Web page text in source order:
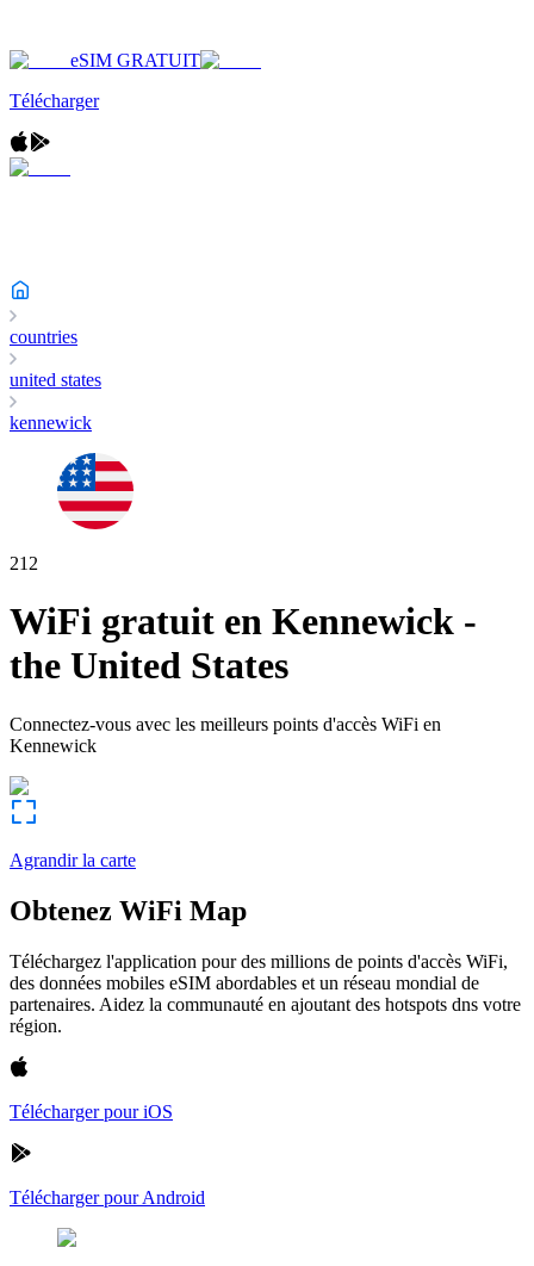
eSIM GRATUIT
Télécharger
countries
united states
kennewick
212
WiFi gratuit en Kennewick -
the United States
Connectez-vous avec les meilleurs points d'accès WiFi en
Kennewick
Agrandir la carte
Obtenez WiFi Map
Téléchargez l'application pour des millions de points d'accès WiFi,
des données mobiles eSIM abordables et un réseau mondial de
partenaires. Aidez la communauté en ajoutant des hotspots dns votre
région.
Télécharger pour iOS
Télécharger pour Android